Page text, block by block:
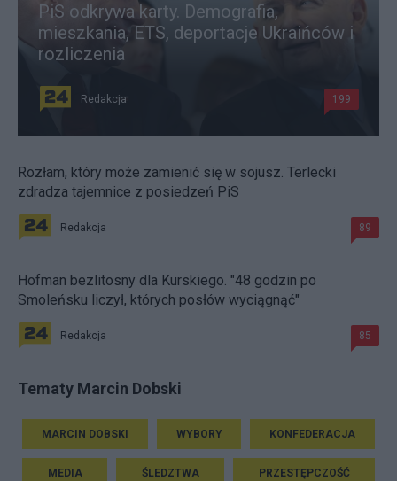
PiS odkrywa karty. Demografia,
mieszkania, ETS, deportacje Ukraińców i
rozliczenia
Redakcja 199
Rozłam, który może zamienić się w sojusz. Terlecki
zdradza tajemnice z posiedzeń PiS
Redakcja 89
Hofman bezlitosny dla Kurskiego. "48 godzin po
Smoleńsku liczył, których posłów wyciągnąć"
Redakcja 85
Tematy Marcin Dobski
MARCIN DOBSKI WYBORY KONFEDERACJA
MEDIA ŚLEDZTWA PRZESTĘPCZOŚĆ